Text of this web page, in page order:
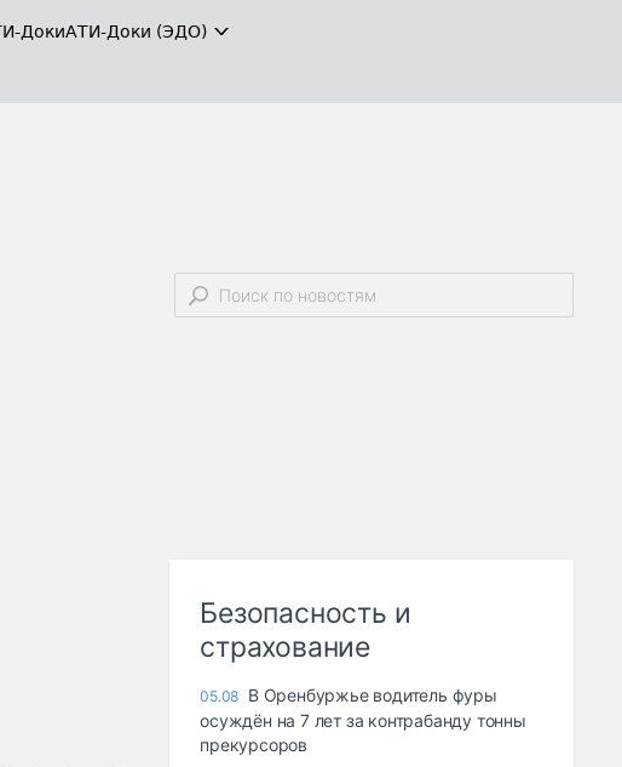
ДокиАТИ-Доки (ЭДО)
Безопасность и
страхование
05.08 В Оренбуржье водитель фуры
осуждён на 7 лет за контрабанду тонны
прекурсоров